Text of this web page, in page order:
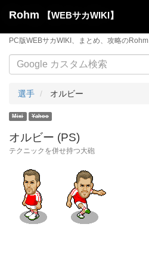
Rohm 【WEBサカWIKI】
PC版WEBサカWIKI、まとめ、攻略のRohm
選手 オルビー
オルビー (PS)
テクニックを併せ持つ大砲